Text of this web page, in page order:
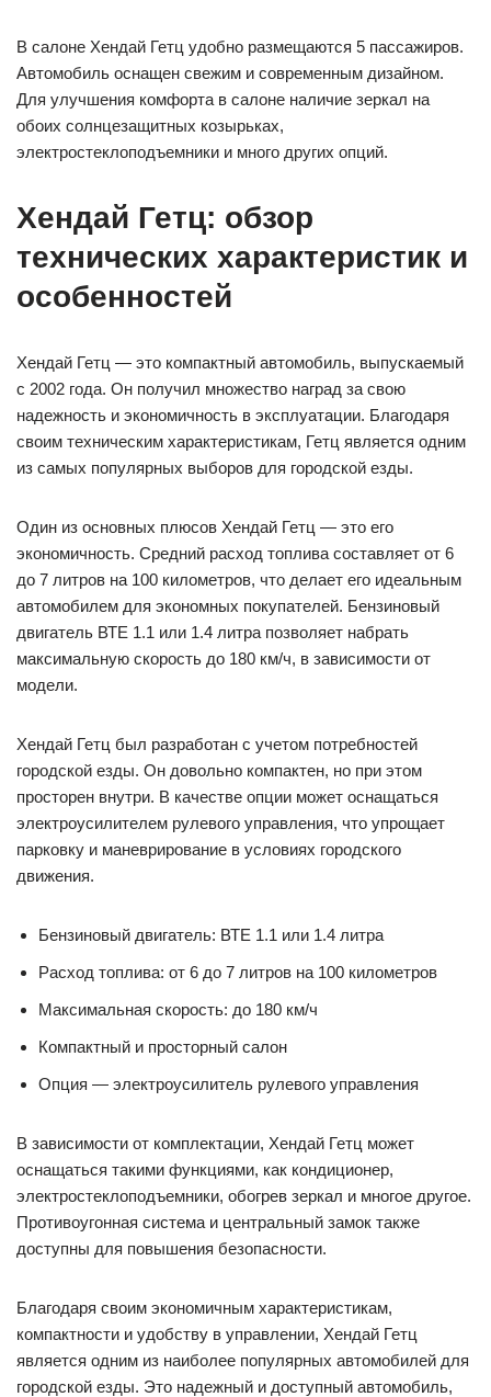
В салоне Хендай Гетц удобно размещаются 5 пассажиров.
Автомобиль оснащен свежим и современным дизайном.
Для улучшения комфорта в салоне наличие зеркал на
обоих солнцезащитных козырьках,
электростеклоподъемники и много других опций.
Хендай Гетц: обзор
технических характеристик и
особенностей
Хендай Гетц — это компактный автомобиль, выпускаемый
с 2002 года. Он получил множество наград за свою
надежность и экономичность в эксплуатации. Благодаря
своим техническим характеристикам, Гетц является одним
из самых популярных выборов для городской езды.
Один из основных плюсов Хендай Гетц — это его
экономичность. Средний расход топлива составляет от 6
до 7 литров на 100 километров, что делает его идеальным
автомобилем для экономных покупателей. Бензиновый
двигатель ВТЕ 1.1 или 1.4 литра позволяет набрать
максимальную скорость до 180 км/ч, в зависимости от
модели.
Хендай Гетц был разработан с учетом потребностей
городской езды. Он довольно компактен, но при этом
просторен внутри. В качестве опции может оснащаться
электроусилителем рулевого управления, что упрощает
парковку и маневрирование в условиях городского
движения.
Бензиновый двигатель: ВТЕ 1.1 или 1.4 литра
Расход топлива: от 6 до 7 литров на 100 километров
Максимальная скорость: до 180 км/ч
Компактный и просторный салон
Опция — электроусилитель рулевого управления
В зависимости от комплектации, Хендай Гетц может
оснащаться такими функциями, как кондиционер,
электростеклоподъемники, обогрев зеркал и многое другое.
Противоугонная система и центральный замок также
доступны для повышения безопасности.
Благодаря своим экономичным характеристикам,
компактности и удобству в управлении, Хендай Гетц
является одним из наиболее популярных автомобилей для
городской езды. Это надежный и доступный автомобиль,